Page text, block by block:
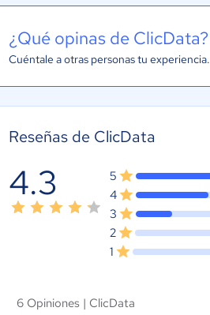
¿Qué opinas de ClicData?
Cuéntale a otras personas tu experiencia.
Reseñas de ClicData
4.3 5
4
3
2
1
6 Opiniones | ClicData